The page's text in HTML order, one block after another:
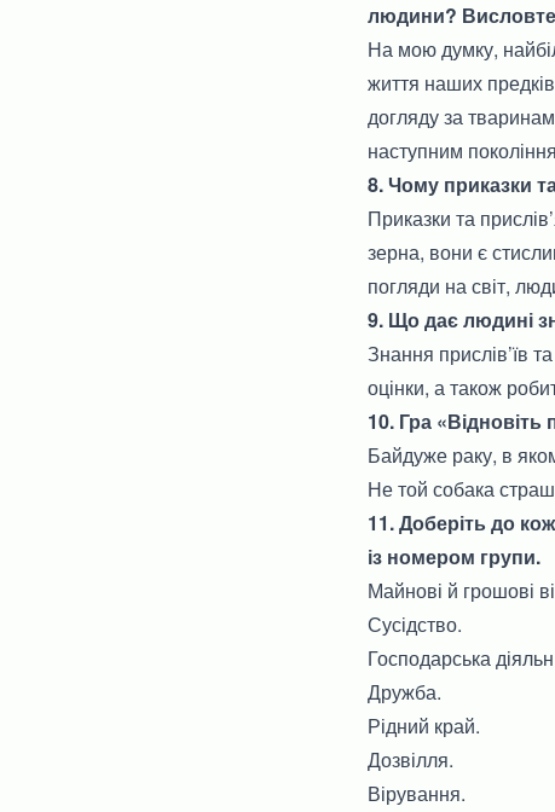
людини? Висловте
На мою думку,
життя наших
догляду за
наступним
8. Чому приказки
Приказки та
зерна, вони є
погляди на світ,
9. Що дає людині
Знання прислів’їв
оцінки, а також
10. Гра «Відновіть
Байдуже раку, в
Не той собака
11. Доберіть до
із номером групи.
Майнові й грошові
Сусідство.
Господарська
Дружба.
Рідний край.
Дозвілля.
Вірування.